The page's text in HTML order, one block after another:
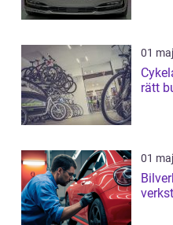
01
rätt
01